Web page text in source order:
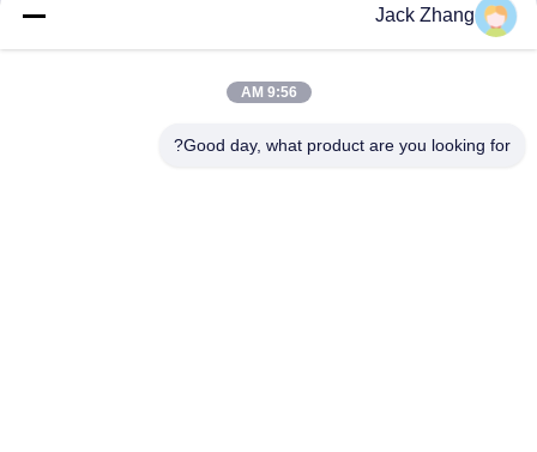
Jack Zhang
9:56 AM
Good day, what product are you looking for?